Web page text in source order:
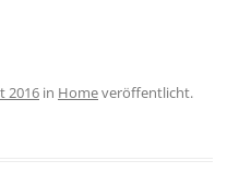
2016 in Homeveröffentlicht.